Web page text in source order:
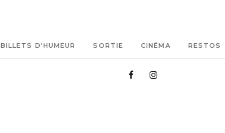
BILLETS D’HUMEUR SORTIE CINÉMA RESTOS